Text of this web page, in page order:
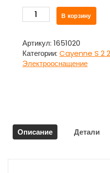
Количество
товара
управления
двигателем
(ЭБУ
/
Porsche
В корзину
Артикул: 1651020
Категории: Cayenne S 2
Электрооснащение
Описание Детали